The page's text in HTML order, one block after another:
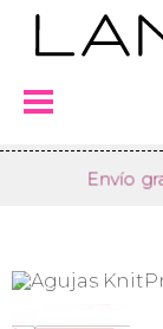
Envío